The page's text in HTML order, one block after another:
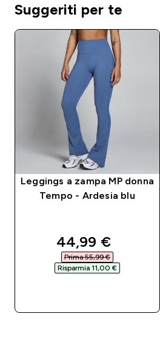
Suggeriti per te
Leggings a zampa MP donna
Tempo - Ardesia blu
discounted price
44,99 €‎
Prima 55,99 €‎
Risparmia 11,00 €‎